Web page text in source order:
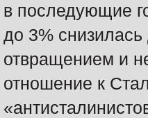
в последующие
до 3%
отвращением и
отношение к